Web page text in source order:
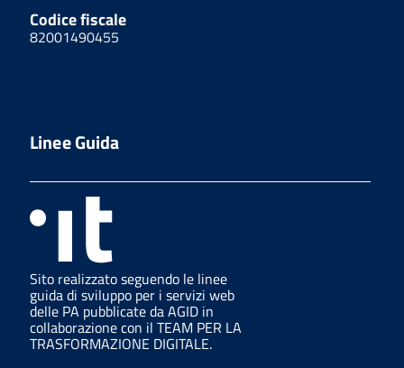
Codice fiscale
82001490455
Linee Guida
Sito realizzato seguendo le linee
guida di sviluppo per i servizi web
delle PA pubblicate da AGID in
collaborazione con il TEAM PER LA
TRASFORMAZIONE DIGITALE.